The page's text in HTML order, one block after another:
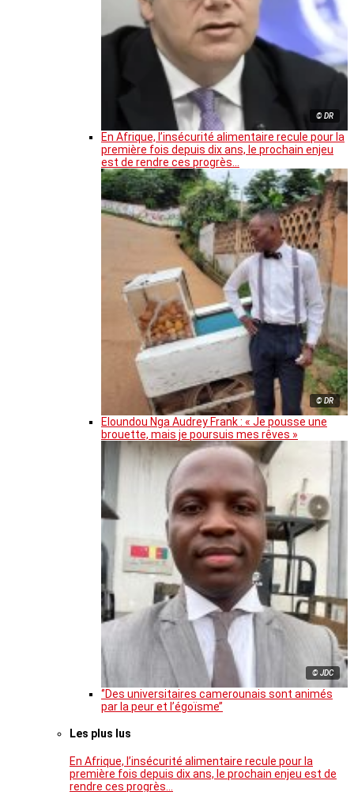
© DR
En Afrique, l’insécurité alimentaire recule pour la
première fois depuis dix ans, le prochain enjeu
est de rendre ces progrès…
© DR
Eloundou Nga Audrey Frank : « Je pousse une
brouette, mais je poursuis mes rêves »
© JDC
‘’Des universitaires camerounais sont animés
par la peur et l’égoïsme’’
Les plus lus
En Afrique, l’insécurité alimentaire recule pour la
première fois depuis dix ans, le prochain enjeu est de
rendre ces progrès…